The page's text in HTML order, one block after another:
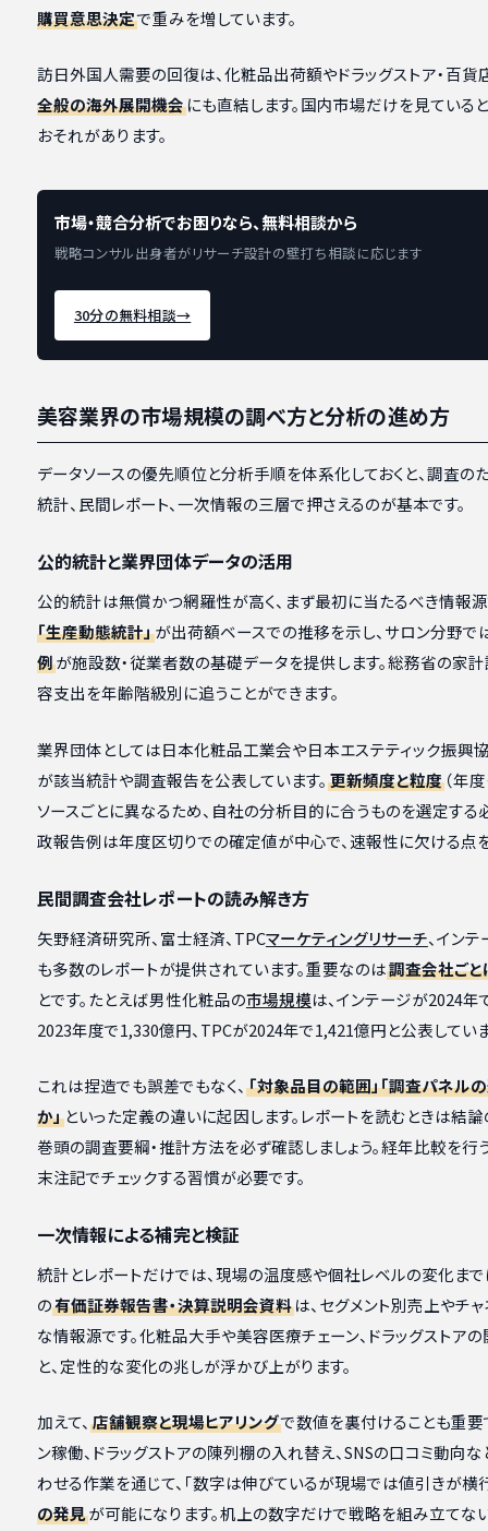
購買意思決定で重みを増しています。
訪日外国人需要の回復は、化粧品出荷額やドラッグストア・百貨
全般の海外展開機会にも直結します。国内市場だけを見ている
おそれがあります。
市場・競合分析でお困りなら、無料相談から
戦略コンサル出身者がリサーチ設計の壁打ち相談に応じます
30分の無料相談→
美容業界の市場規模の調べ方と分析の進め方
データソースの優先順位と分析手順を体系化しておくと、調査の
統計、民間レポート、一次情報の三層で押さえるのが基本です。
公的統計と業界団体データの活用
公的統計は無償かつ網羅性が高く、まず最初に当たるべき情報
「生産動態統計」が出荷額ベースでの推移を示し、サロン分野
例が施設数・従業者数の基礎データを提供します。総務省の家
容支出を年齢階級別に追うことができます。
業界団体としては日本化粧品工業会や日本エステティック振興
が該当統計や調査報告を公表しています。 更新頻度と粒度（年
ソースごとに異なるため、自社の分析目的に合うものを選定する
政報告例は年度区切りでの確定値が中心で、速報性に欠ける点
民間調査会社レポートの読み解き方
矢野経済研究所、富士経済、TPCマーケティングリサーチ、イン
も多数のレポートが提供されています。重要なのは調査会社ご
とです。たとえば男性化粧品の市場規模は、インテージが2024
2023年度で1,330億円、TPCが2024年で1,421億円と公表してい
これは捏造でも誤差でもなく、 「対象品目の範囲」「調査パネル
か」といった定義の違いに起因します。レポートを読むときは結
巻頭の調査要綱・推計方法を必ず確認しましょう。経年比較を
末注記でチェックする習慣が必要です。
一次情報による補完と検証
統計とレポートだけでは、現場の温度感や個社レベルの変化ま
の有価証券報告書・決算説明会資料は、セグメント別売上やチ
な情報源です。化粧品大手や美容医療チェーン、ドラッグストア
と、定性的な変化の兆しが浮かび上がります。
加えて、 店舗観察と現場ヒアリングで数値を裏付けることも重要
ン稼働、ドラッグストアの陳列棚の入れ替え、SNSの口コミ動向
わせる作業を通じて、「数字は伸びているが現場では値引きが横
の発見が可能になります。机上の数字だけで戦略を組み立てな